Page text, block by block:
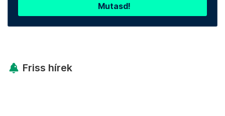
Mutasd!
Friss hírek